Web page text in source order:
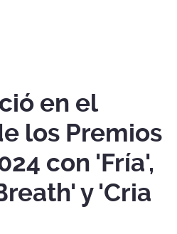
en el
los Premios
con 'Fría',
y 'Cria